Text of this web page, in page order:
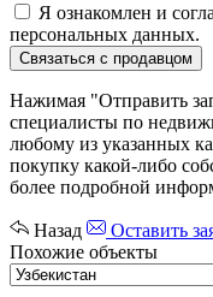
Я ознакомлен и
персональных данных.
Связаться с продавцом
Нажимая "Отправить
специалисты по
любому из указанных
покупку какой-либо
более подробной
Назад Оставить
Похожие объекты